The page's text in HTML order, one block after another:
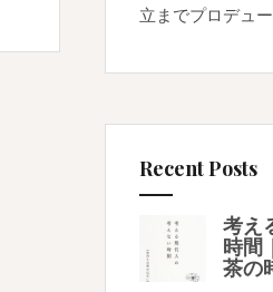
立までプロデュ
Recent Posts
考え
時間
茶の